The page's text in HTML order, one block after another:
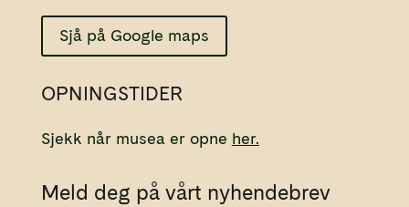
Sjå på Google maps
OPNINGSTIDER
Sjekk når musea er opne her.
Meld deg på vårt nyhendebrev